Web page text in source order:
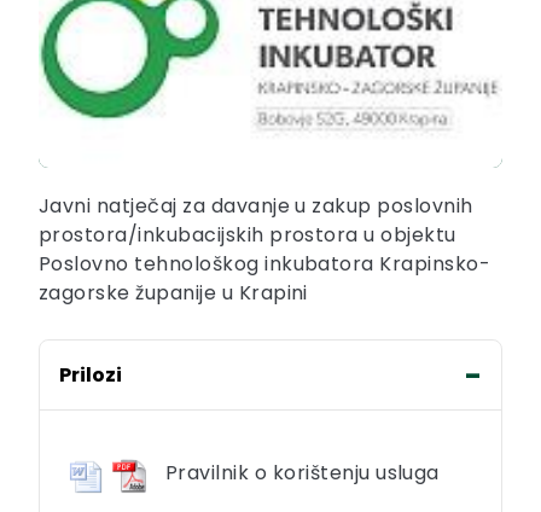
Javni natječaj za davanje u zakup poslovnih
prostora/inkubacijskih prostora u objektu
Poslovno tehnološkog inkubatora Krapinsko-
zagorske županije u Krapini
Prilozi
Pravilnik o korištenju usluga